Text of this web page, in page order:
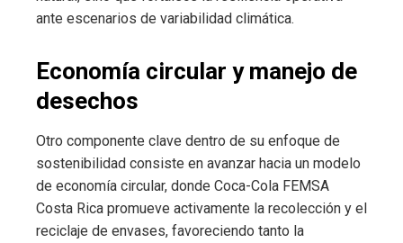
ante escenarios de variabilidad climática.
Economía circular y manejo de
desechos
Otro componente clave dentro de su enfoque de
sostenibilidad consiste en avanzar hacia un modelo
de economía circular, donde Coca-Cola FEMSA
Costa Rica promueve activamente la recolección y el
reciclaje de envases, favoreciendo tanto la